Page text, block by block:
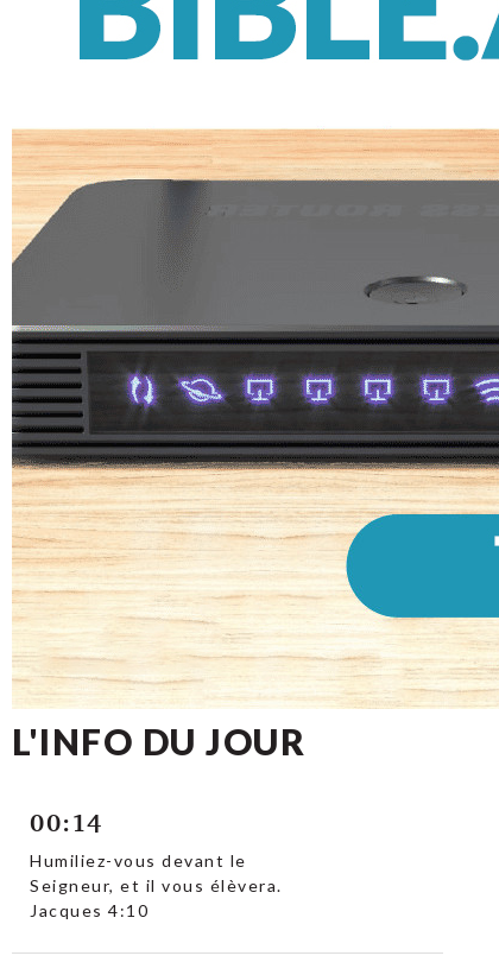
L'INFO DU JOUR
00:14
Humiliez-vous devant le
Seigneur, et il vous élèvera.
Jacques 4:10